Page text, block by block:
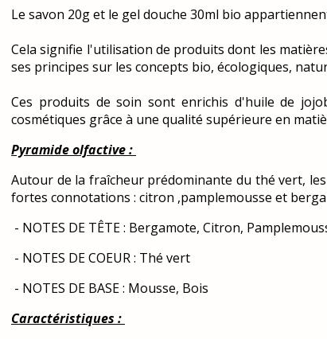
Le savon 20g et le gel douche 30ml bio
Cela signifie l'utilisation de produits dont les
ses principes sur les concepts bio, écologiques,
Ces produits de soin sont enrichis d'huile de
cosmétiques grâce à une qualité supérieure en
Pyramide olfactive :
Autour de la fraîcheur prédominante du thé vert,
fortes connotations : citron ,pamplemousse et
- NOTES DE TÊTE : Bergamote, Citron,
- NOTES DE COEUR : Thé vert
- NOTES DE BASE : Mousse, Bois
Caractéristiques :